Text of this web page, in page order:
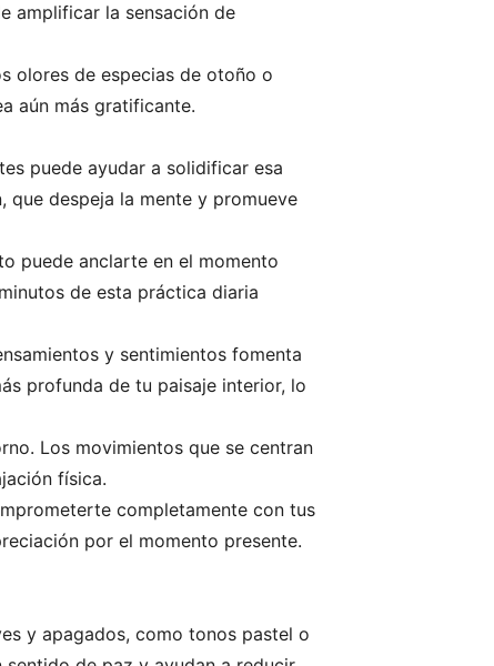
amplificar la sensación de
olores de especias de otoño o
aún más gratificante.
puede ayudar a solidificar esa
que despeja la mente y promueve
puede anclarte en el momento
de esta práctica diaria
y sentimientos fomenta
profunda de tu paisaje interior, lo
Los movimientos que se centran
física.
completamente con tus
por el momento presente.
y apagados, como tonos pastel o